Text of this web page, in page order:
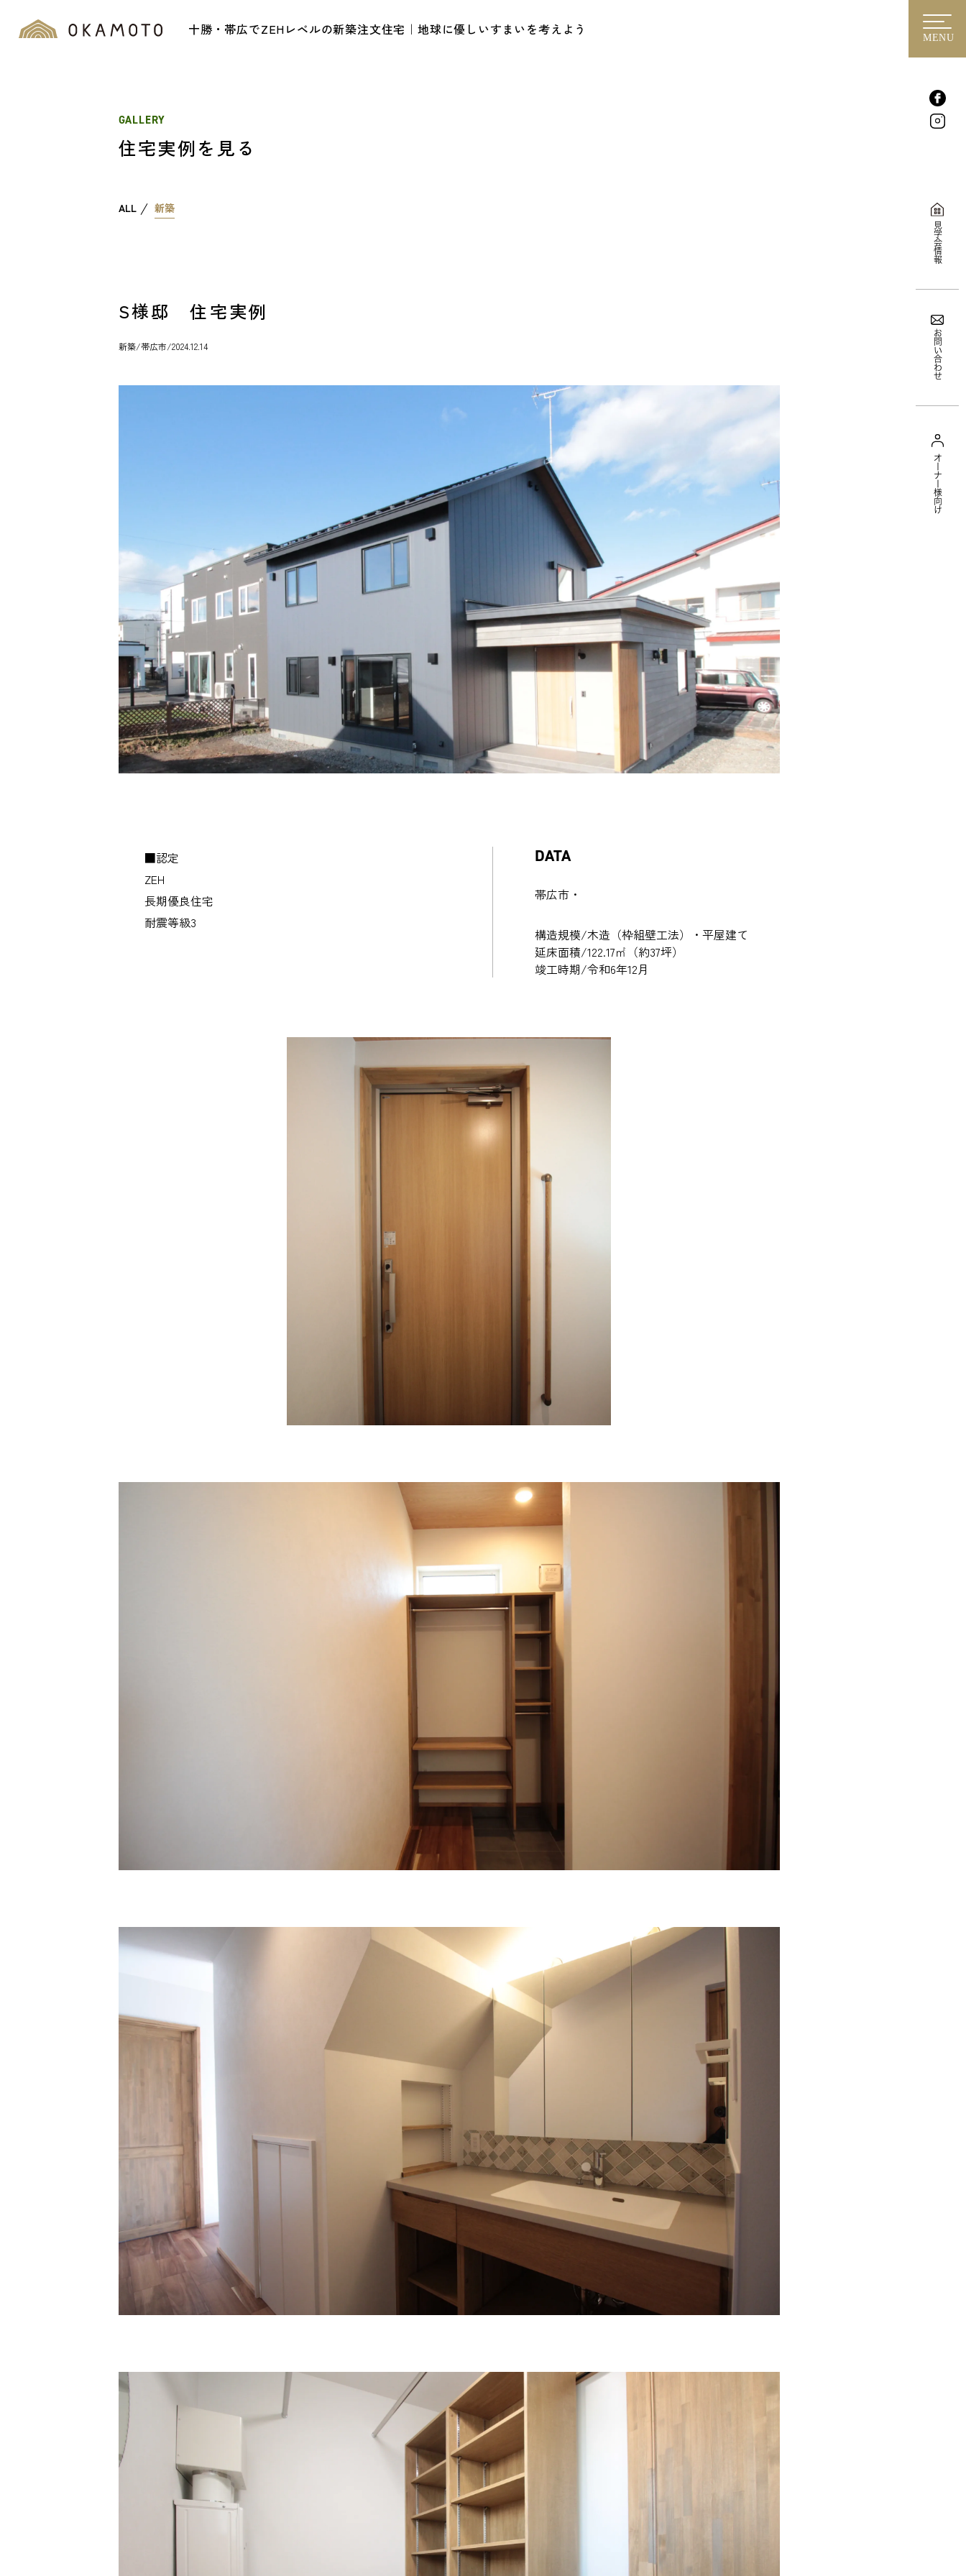
十勝・帯広でZEHレベルの新築注文住宅｜地球に優しいすまいを考えよう
MENU
見学会情報
お問い合わせ
オーナー様向け
GALLERY
住宅実例を見る
ALL 新築
S様邸 住宅実例
新築/帯広市/2024.12.14
■認定
ZEH
長期優良住宅
耐震等級3
DATA
帯広市・
構造規模/木造（枠組壁工法）・平屋建て
延床面積/122.17㎡（約37坪）
竣工時期/令和6年12月